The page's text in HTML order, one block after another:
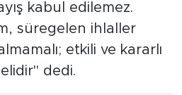
kabul edilemez.
süregelen ihlaller
etkili ve kararlı
dedi.